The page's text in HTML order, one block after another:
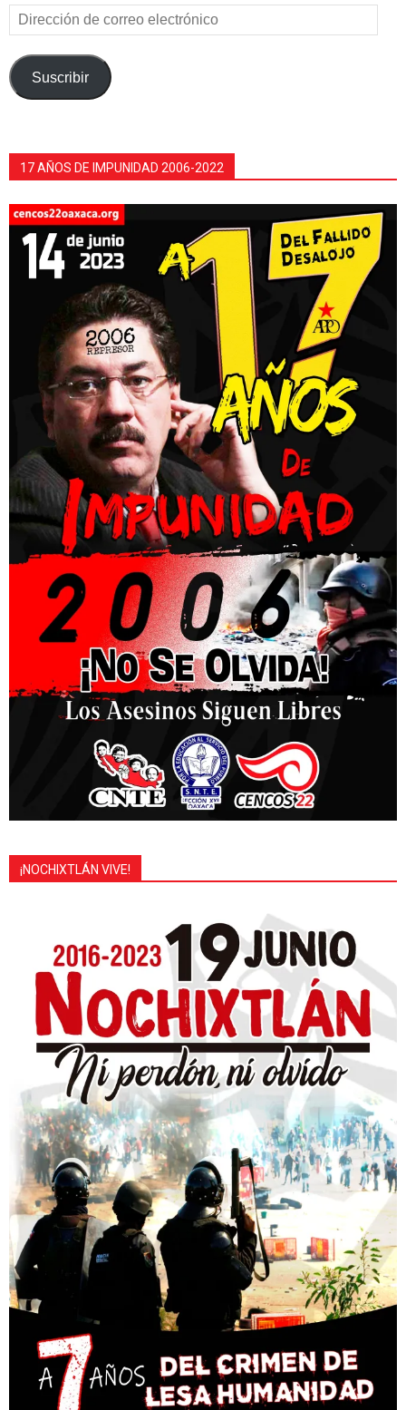
Dirección
de
electrónico
Suscribir
17 AÑOS DE IMPUNIDAD 2006-2022
¡NOCHIXTLÁN VIVE!